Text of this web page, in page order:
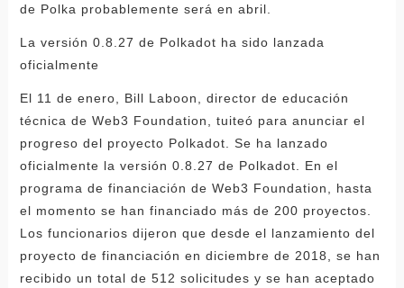
de Polka probablemente será en abril.
La versión 0.8.27 de Polkadot ha sido lanzada
oficialmente
El 11 de enero, Bill Laboon, director de educación
técnica de Web3 Foundation, tuiteó para anunciar el
progreso del proyecto Polkadot. Se ha lanzado
oficialmente la versión 0.8.27 de Polkadot. En el
programa de financiación de Web3 Foundation, hasta
el momento se han financiado más de 200 proyectos.
Los funcionarios dijeron que desde el lanzamiento del
proyecto de financiación en diciembre de 2018, se han
recibido un total de 512 solicitudes y se han aceptado